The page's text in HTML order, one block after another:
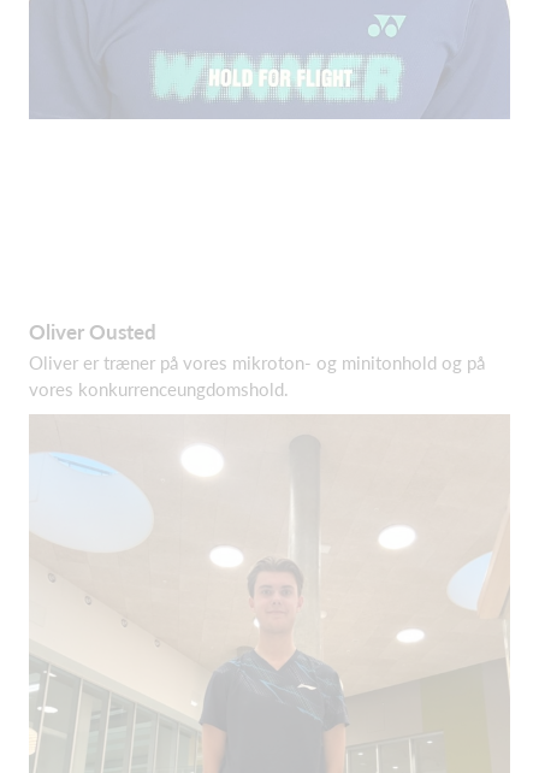
Oliver Ousted
Oliver er træner på vores mikroton- og minitonhold og på
vores konkurrenceungdomshold.